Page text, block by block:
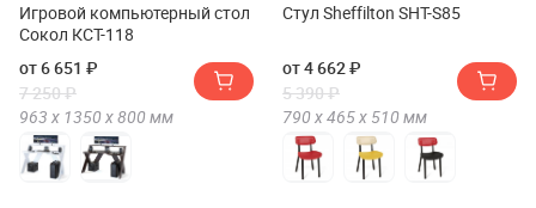
Игровой компьютерный стол
Сокол КСТ-118
от 6 651 ₽
7 250 ₽
963 х 1350 х800 мм
Стул Sheffilton SHT-S85
от 4 662 ₽
5 390 ₽
790 х465 х 510 мм